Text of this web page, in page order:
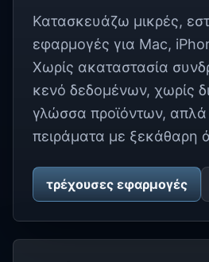
Κατασκευάζω μικρές,
εφαρμογές για Mac,
Χωρίς ακαταστασία
κενό δεδομένων, χωρίς
γλώσσα προϊόντων, απλά
πειράματα με ξεκάθαρη
τρέχουσες εφαρμογές